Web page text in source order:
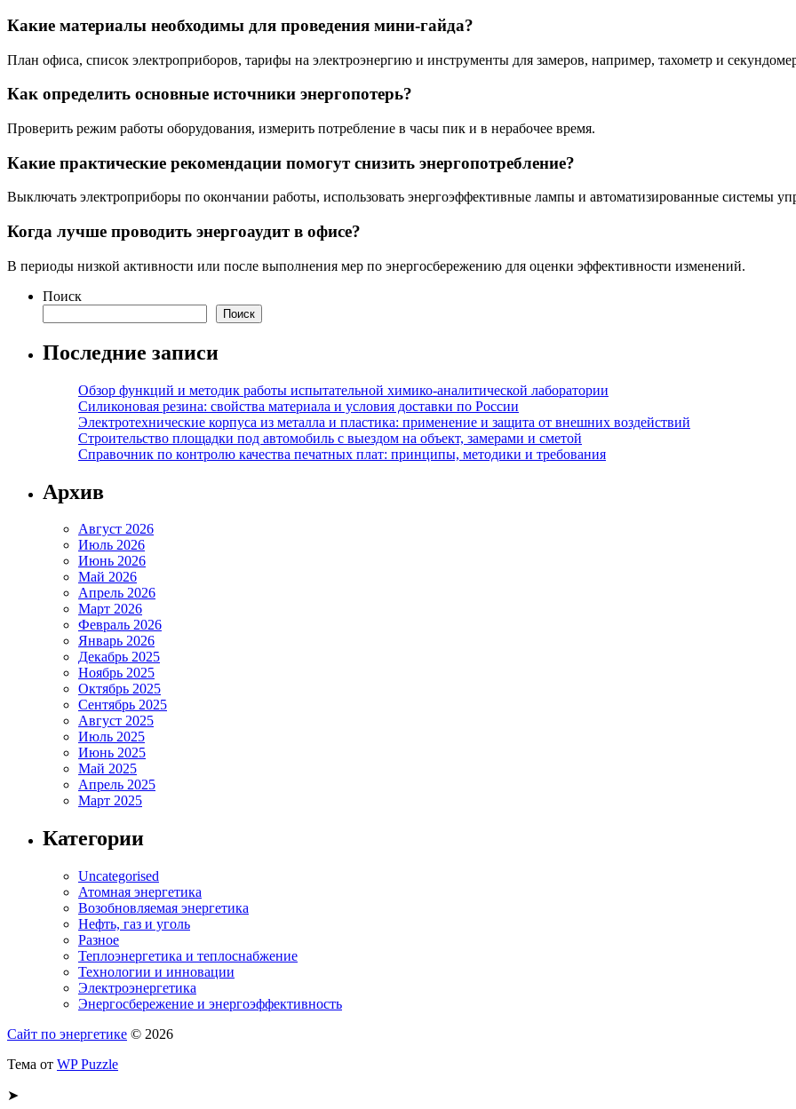
Какие материалы необходимы для проведения мини-гайда?
План офиса, список электроприборов, тарифы на электроэнергию и инструменты для замеров, например, тахометр и
Как определить основные источники энергопотерь?
Проверить режим работы оборудования, измерить потребление в часы пик и в нерабочее время.
Какие практические рекомендации помогут снизить энергопотребление?
Выключать электроприборы по окончании работы, использовать энергоэффективные лампы и автоматизированные системы
Когда лучше проводить энергоаудит в офисе?
В периоды низкой активности или после выполнения мер по энергосбережению для оценки эффективности изменений.
Поиск
Поиск
Последние записи
Обзор функций и методик работы испытательной химико-аналитической лаборатории
Силиконовая резина: свойства материала и условия доставки по России
Электротехнические корпуса из металла и пластика: применение и защита от внешних воздействий
Строительство площадки под автомобиль с выездом на объект, замерами и сметой
Справочник по контролю качества печатных плат: принципы, методики и требования
Архив
Август 2026
Июль 2026
Июнь 2026
Май 2026
Апрель 2026
Март 2026
Февраль 2026
Январь 2026
Декабрь 2025
Ноябрь 2025
Октябрь 2025
Сентябрь 2025
Август 2025
Июль 2025
Июнь 2025
Май 2025
Апрель 2025
Март 2025
Категории
Uncategorised
Атомная энергетика
Возобновляемая энергетика
Нефть, газ и уголь
Разное
Теплоэнергетика и теплоснабжение
Технологии и инновации
Электроэнергетика
Энергосбережение и энергоэффективность
Сайт по энергетике © 2026
Тема от WP Puzzle
➤